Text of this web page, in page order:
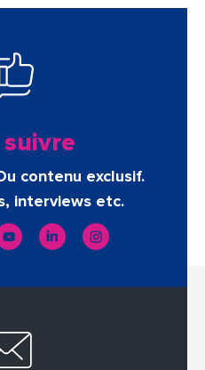
suivre
contenu exclusif.
interviews etc.